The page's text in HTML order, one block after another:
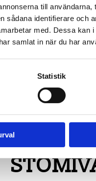
till användarna,
identifierare och
med. Dessa kan
samlat in när du har
Statistik
SALTS STOMI-